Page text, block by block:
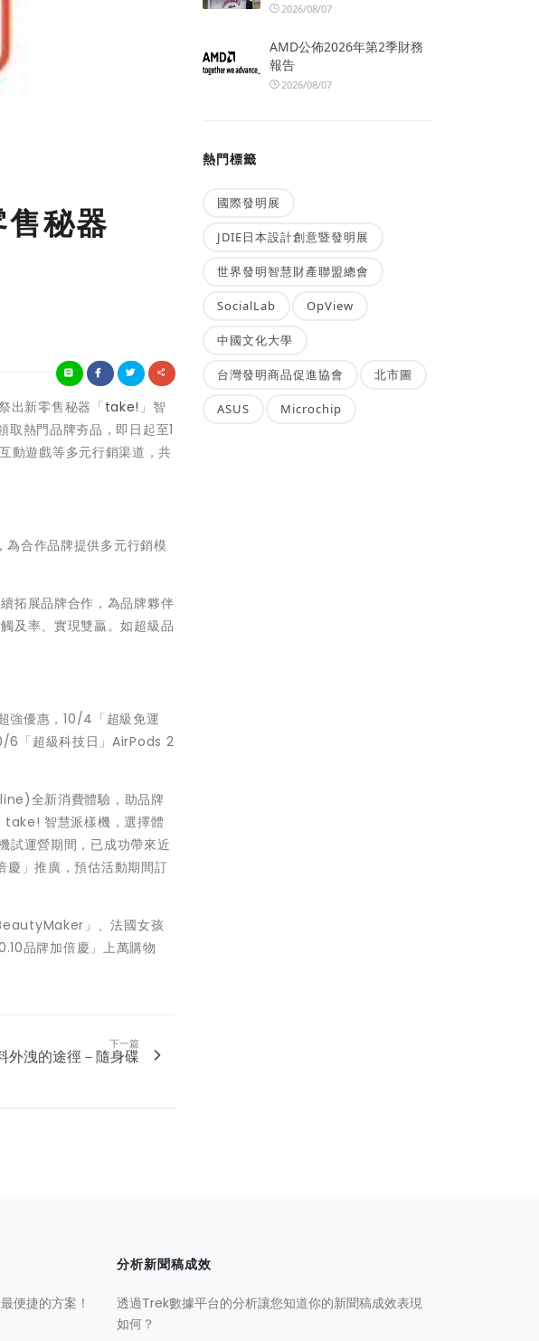
秘器
出新零售秘器「take! 」智
熱門品牌夯品，即日起至1
動遊戲等多元行銷渠道，共
合作品牌提供多元行銷模
拓展品牌合作，為品牌夥伴
及率、實現雙贏。如超級品
強優惠，10/4「超級免運
6「超級科技日」AirPods 2
全新消費體驗，助品牌
take! 智慧派樣機，選擇體
試運營期間，已成功帶來近
慶」推廣，預估活動期間訂
」、法國女孩
品牌加倍慶」上萬購物
下一篇
外洩的途徑－隨身碟
2026/08/07
AMD公佈2026年第2季財務
報告
2026/08/07
熱門標籤
國際發明展
JDIE日本設計創意暨發明展
世界發明智慧財產聯盟總會
SocialLab OpView
中國文化大學
台灣發明商品促進協會 北市圖
ASUS Microchip
便捷的方案！
分析新聞稿成效
透過Trek數據平台的分析讓您知道你的新聞稿成效表現
如何？